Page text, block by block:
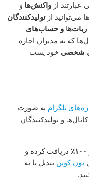
از واکنش‌ها و
می‌توانید ازتولیدکنندگان
ربات‌ها و حساب‌های
که به مدیران اجازه
شخصی خود پست
تلگرام به صورت
کانال‌ها و تولیدکنندگان
۱۰۰٪
دریافت کرده و
تون کوین تبدیل یا به